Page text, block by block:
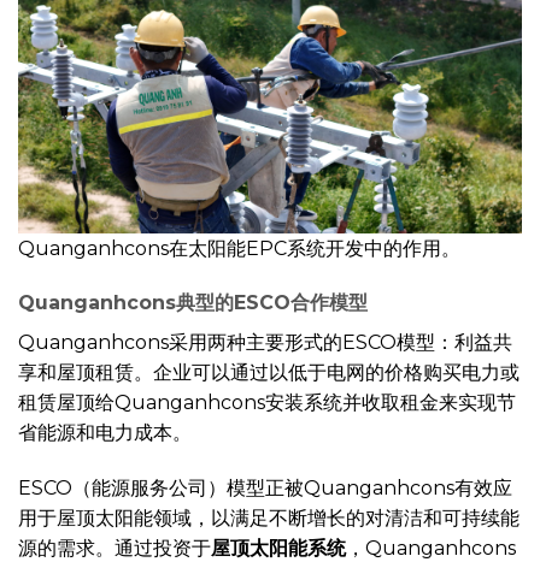
Quanganhcons在太阳能EPC系统开发中的作用。
Quanganhcons典型的ESCO合作模型
Quanganhcons采用两种主要形式的ESCO模型：利益共
享和屋顶租赁。企业可以通过以低于电网的价格购买电力或
租赁屋顶给Quanganhcons安装系统并收取租金来实现节
省能源和电力成本。
ESCO（能源服务公司）模型正被Quanganhcons有效应
用于屋顶太阳能领域，以满足不断增长的对清洁和可持续能
源的需求。通过投资于屋顶太阳能系统，Quanganhcons